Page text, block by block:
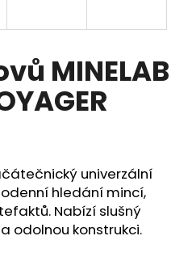
MINELAB
univerzální
hledání mincí,
Nabízí slušný
odolnou konstrukci.